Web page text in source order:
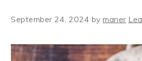
September 24, 2024 bymaner